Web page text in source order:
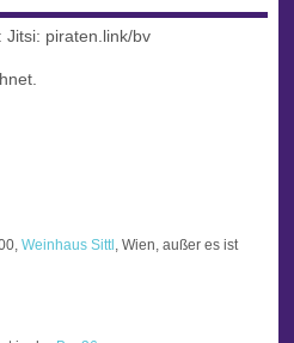
Jitsi: piraten.link/bv
Weinhaus Sittl , Wien, außer es ist